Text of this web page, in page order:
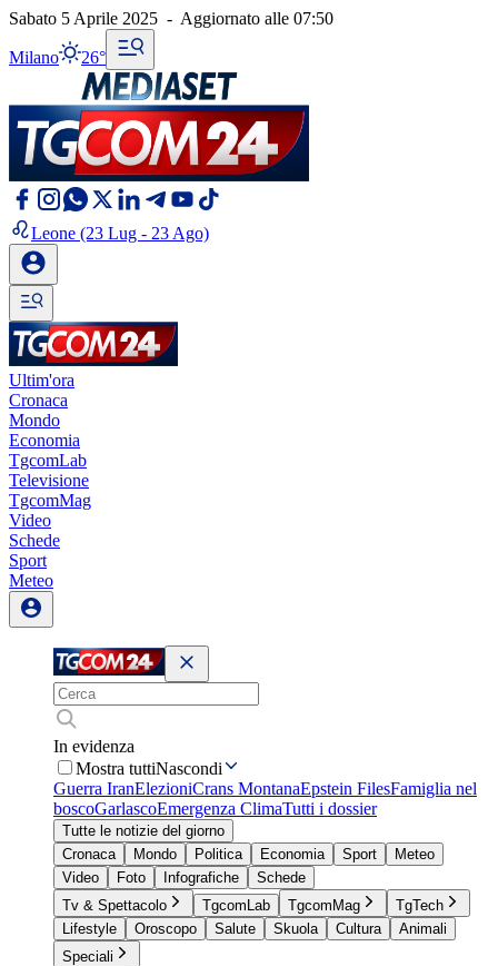
Sabato 5 Aprile 2025 - Aggiornato alle 07:50
Milano 26°
Leone (23 Lug - 23 Ago)
Ultim'ora
Cronaca
Mondo
Economia
TgcomLab
Televisione
TgcomMag
Video
Schede
Sport
Meteo
In evidenza
Mostra tuttiNascondi
Guerra IranElezioniCrans MontanaEpstein FilesFamiglia nel
boscoGarlascoEmergenza ClimaTutti i dossier
Tutte le notizie del giorno
Cronaca
Mondo Politica Economia Sport
Meteo
Video
Foto Infografiche
Schede
Tv & Spettacolo
TgcomLab TgcomMag
TgTech
Lifestyle
Oroscopo Salute Skuola Cultura
Animali
Speciali